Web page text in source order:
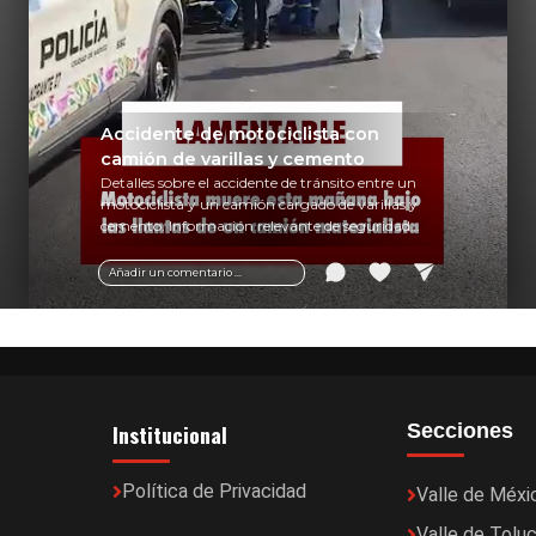
Añadir un comentario ...
Accidente de motociclista con
camión de varillas y cemento
Detalles sobre el accidente de tránsito entre un
motociclista y un camión cargado de varillas y
cemento. Información relevante de seguridad
vial y recomendaciones para motociclistas.
Institucional
Política de Privacidad
Secciones
Valle de